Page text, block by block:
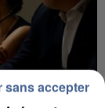
sans accepter